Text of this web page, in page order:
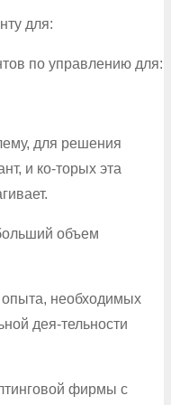
для:
по управлению для:
для решения
и ко-торых эта
объем
опыта, необходимых
дея-тельности
фирмы с